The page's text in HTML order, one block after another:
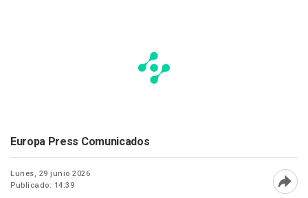
Europa Press Comunicados
Lunes, 29 junio 2026
Publicado: 14:39